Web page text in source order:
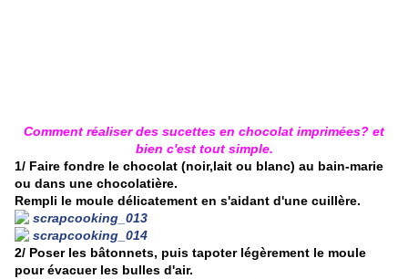
Comment réaliser des sucettes en chocolat imprimées? et
bien c'est tout simple.
1/ Faire fondre le chocolat (noir,lait ou blanc) au bain-marie
ou dans une chocolatière.
Rempli le moule délicatement en s'aidant d'une cuillère.
2/ Poser les bâtonnets, puis tapoter légèrement le moule
pour évacuer les bulles d'air.